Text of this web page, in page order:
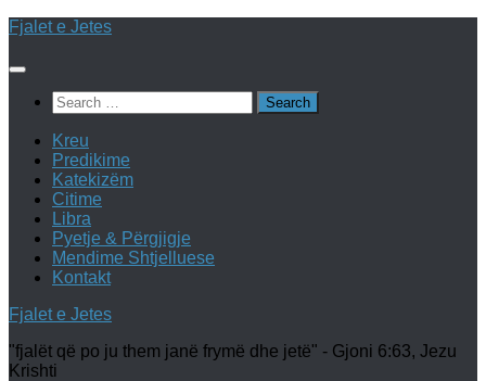
Skip
content
Fjalet e Jetes
Search
for:
Kreu
Predikime
Katekizëm
Citime
Libra
Pyetje & Përgjigje
Mendime Shtjelluese
Kontakt
Fjalet e Jetes
"fjalët që po ju them janë frymë dhe jetë" - Gjoni 6:63, Jezu
Krishti